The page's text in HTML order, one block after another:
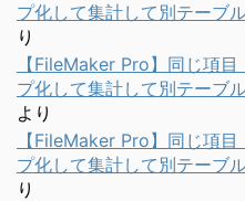
プ化して集計して別テーブ
り
【FileMaker Pro】同じ項
プ化して集計して別テーブ
より
【FileMaker Pro】同じ項
プ化して集計して別テーブ
り